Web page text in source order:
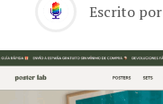
Escrito por